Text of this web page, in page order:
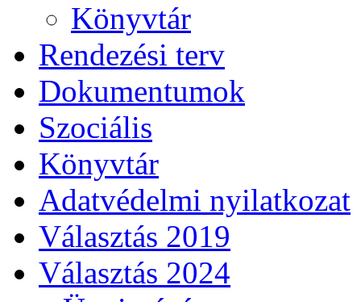
Könyvtár
Rendezési terv
Dokumentumok
Szociális
Könyvtár
Adatvédelmi nyilatkozat
Választás 2019
Választás 2024